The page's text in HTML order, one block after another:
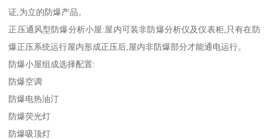
证,为立的防爆产品。
正压通风型防爆分析小屋:屋内可装非防爆分析仪及仪表柜,只有在防
爆正压系统运行屋内形成正压后,屋内非防爆部分才能通电运行。
防爆小屋组成选择配置:
防爆空调
防爆电热油汀
防爆荧光灯
防爆吸顶灯